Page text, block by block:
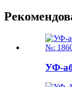
УФ-